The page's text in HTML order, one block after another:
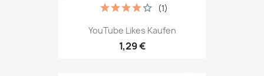
YouTube Likes Kaufen
1,29 €
(1)